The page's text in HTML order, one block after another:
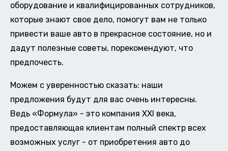
оборудование и квалифицированных сотрудников,
которые знают свое дело, помогут вам не только
привести ваше авто в прекрасное состояние, но и
дадут полезные советы, порекомендуют, что
предпочесть.
Можем с уверенностью сказать: наши
предложения будут для вас очень интересны.
Ведь «Формула» - это компания XXI века,
предоставляющая клиентам полный спектр всех
возможных услуг - от приобретения авто до